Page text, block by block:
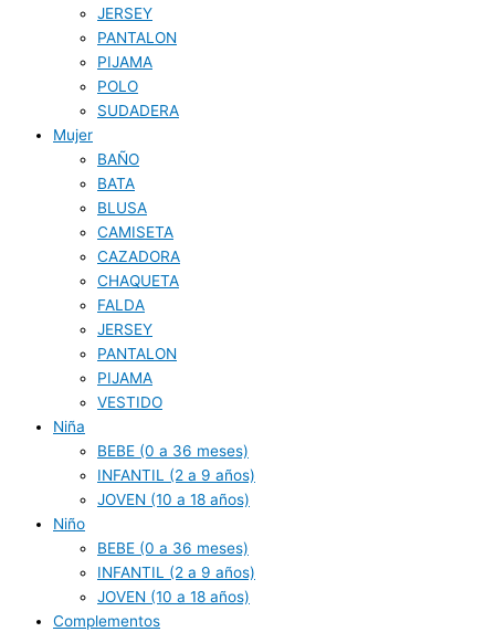
JERSEY
PANTALON
PIJAMA
POLO
SUDADERA
Mujer
BAÑO
BATA
BLUSA
CAMISETA
CAZADORA
CHAQUETA
FALDA
JERSEY
PANTALON
PIJAMA
VESTIDO
Niña
BEBE (0 a 36 meses)
INFANTIL (2 a 9 años)
JOVEN (10 a 18 años)
Niño
BEBE (0 a 36 meses)
INFANTIL (2 a 9 años)
JOVEN (10 a 18 años)
Complementos